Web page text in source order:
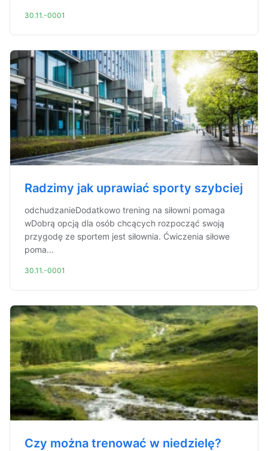
30.11.-0001
Radzimy jak uprawiać sporty szybciej
odchudzanieDodatkowo trening na siłowni pomaga
wDobrą opcją dla osób chcących rozpocząć swoją
przygodę ze sportem jest siłownia. Ćwiczenia siłowe
poma...
30.11.-0001
Czy można trenować w niedzielę?